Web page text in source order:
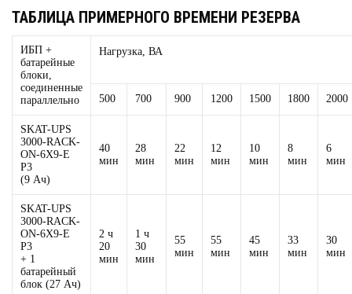
ТАБЛИЦА ПРИМЕРНОГО ВРЕМЕНИ РЕЗЕРВА
ИБП +
батарейные
блоки,
соединенные
параллельно
Нагрузка, ВА
500 700 900 1200 1500 1800 2000
SKAT-UPS
3000-RACK-
ON-6X9-E
P3
(9 Ач)
40
мин
28
мин
22
мин
12
мин
10
мин
8
мин
6
мин
SKAT-UPS
3000-RACK-
ON-6X9-E
P3
+ 1
батарейный
блок (27 Ач)
2 ч
20
мин
1 ч
30
мин
55
мин
55
мин
45
мин
33
мин
30
мин